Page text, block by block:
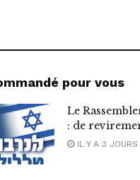
pour vous
Le
: de
IL Y A 3 JOURS